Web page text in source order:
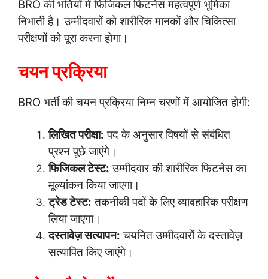
BRO की भर्तियों में फिजिकल फिटनेस महत्वपूर्ण भूमिका
निभाती है। उम्मीदवारों को शारीरिक मानकों और चिकित्सा
परीक्षणों को पूरा करना होगा।
चयन प्रक्रिया
BRO भर्ती की चयन प्रक्रिया निम्न चरणों में आयोजित होगी:
लिखित परीक्षा: पद के अनुसार विषयों से संबंधित
प्रश्न पूछे जाएंगे।
फिजिकल टेस्ट: उम्मीदवार की शारीरिक फिटनेस का
मूल्यांकन किया जाएगा।
ट्रेड टेस्ट: तकनीकी पदों के लिए व्यावहारिक परीक्षण
लिया जाएगा।
दस्तावेज़ सत्यापन: चयनित उम्मीदवारों के दस्तावेज़
सत्यापित किए जाएंगे।